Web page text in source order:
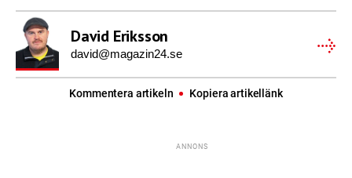
David Eriksson
david@magazin24.se
Kommentera artikeln Kopiera artikellänk